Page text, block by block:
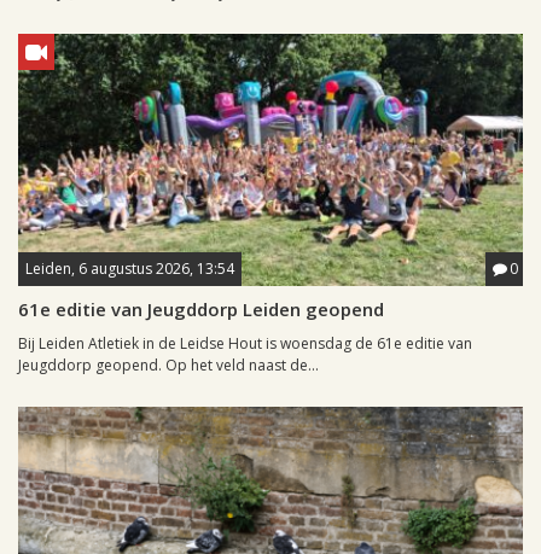
Leiden, 6 augustus 2026, 13:54 0
61e editie van Jeugddorp Leiden geopend
Bij Leiden Atletiek in de Leidse Hout is woensdag de 61e editie van
Jeugddorp geopend. Op het veld naast de...